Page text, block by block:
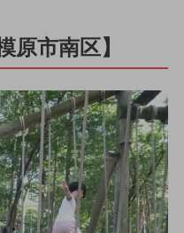
原市南区】